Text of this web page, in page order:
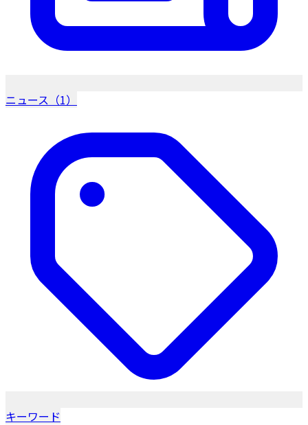
ニュース（1）
キーワード